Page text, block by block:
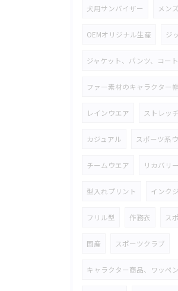
犬用サンバイザー メン
OEMオリジナル生産 ジ
ジャケット、パンツ、コート
ファー素材のキャラクター
レインウエア ストレッ
カジュアル スポーツ系
チームウエア リカバリ
型入れプリント インク
フリル型 作務衣 ス
国産 スポーツクラブ
キャラクター商品、ワッペン